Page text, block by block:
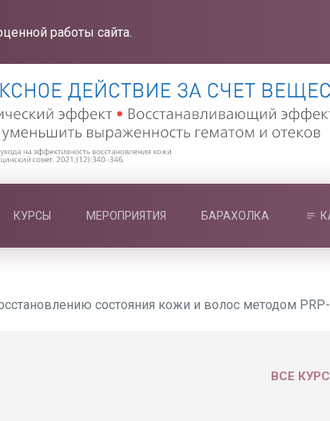
работы сайта.
КУРСЫ МЕРОПРИЯТИЯ БАРАХОЛКА
состояния кожи и волос методом
ВСЕ